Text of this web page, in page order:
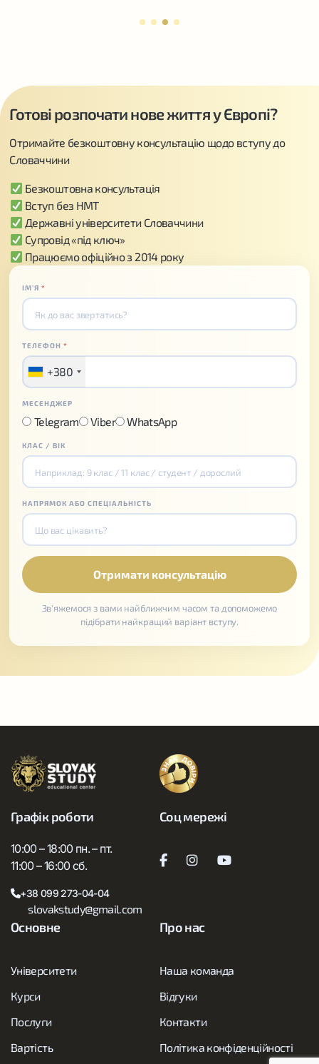
Готові розпочати нове життя у Європі?
Отримайте безкоштовну консультацію щодо вступу до
Словаччини
Безкоштовна консультація
Вступ без НМТ
Державні університети Словаччини
Супровід «під ключ»
Працюємо офіційно з 2014 року
ІМʼЯ*
ТЕЛЕФОН*
+380
МЕСЕНДЖЕР
Telegram Viber WhatsApp
КЛАС / ВІК
НАПРЯМОК АБО СПЕЦІАЛЬНІСТЬ
Зв'яжемося з вами найближчим часом та допоможемо
підібрати найкращий варіант вступу.
Графік роботи
10:00 – 18:00 пн. – пт.
11:00 – 16:00 сб.
+38 099 273-04-04
slovakstudy@gmail.com
Основне
Університети
Курси
Послуги
Вартість
Про нас
Наша команда
Відгуки
Контакти
Політика конфіденційності
Соц мережі